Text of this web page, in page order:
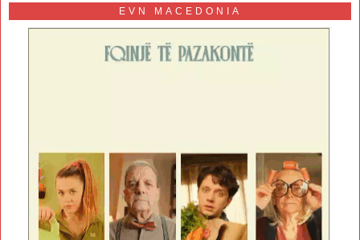
EVN MACEDONIA